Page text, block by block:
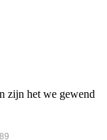
zijn het we gewend